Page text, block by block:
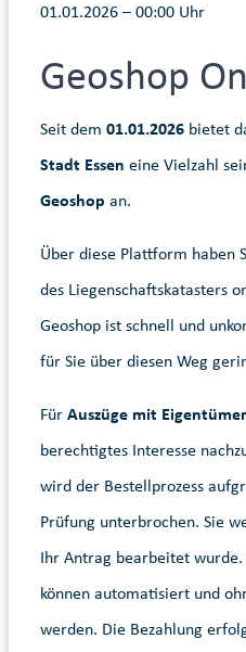
01.01.2026 – 00:00 Uhr
Geoshop
Seit dem 01.01.2026bietet
Stadt Essen eine Vielzahl
Geoshop an.
Über diese Plattform haben
des Liegenschaftskatasters
Geoshop ist schnell und
für Sie über diesen Weg
Für Auszüge mit
berechtigtes Interesse
wird der Bestellprozess
Prüfung unterbrochen. Sie
Ihr Antrag bearbeitet
können automatisiert und
werden. Die Bezahlung